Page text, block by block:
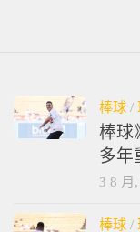
棒球 /
棒球
多年
3 8 月
棒球 /